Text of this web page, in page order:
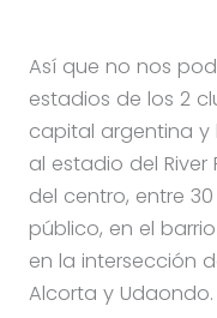
Así que no nos
estadios de los 2
capital argentina
al estadio del
del centro, entre
público, en el
en la intersección
Alcorta y